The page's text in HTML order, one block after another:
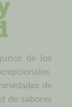
de los
de
de sabores